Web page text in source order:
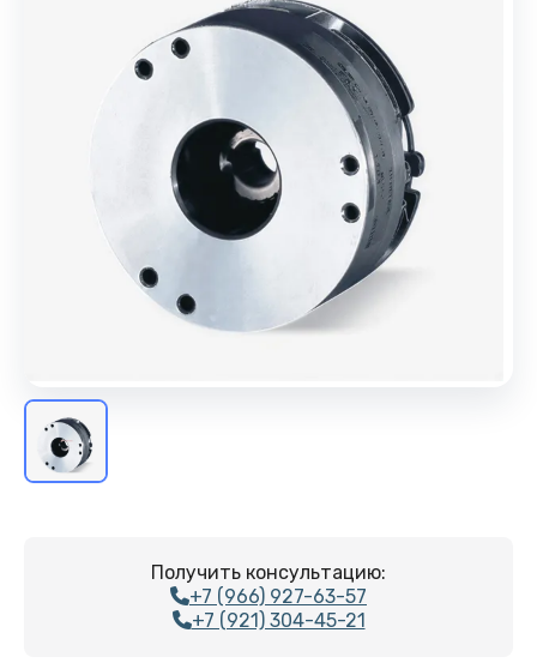
Получить консультацию:
+7 (966) 927-63-57
+7 (921) 304-45-21